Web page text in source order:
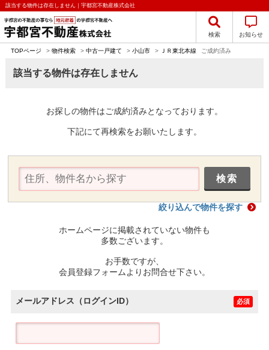
該当する物件は存在しません｜宇都宮不動産株式会社
検索 お知らせ
TOPページ > 物件検索 > 中古一戸建て > 小山市 > ＪＲ東北本線 ご成約済み
該当する物件は存在しません
お探しの物件はご成約済みとなっております。
下記にて再検索をお願いたします。
絞り込んで物件を探す
ホームページに掲載されていない物件も
多数ございます。
お手数ですが、
会員登録フォームよりお問合せ下さい。
メールアドレス（ログインID） 必須